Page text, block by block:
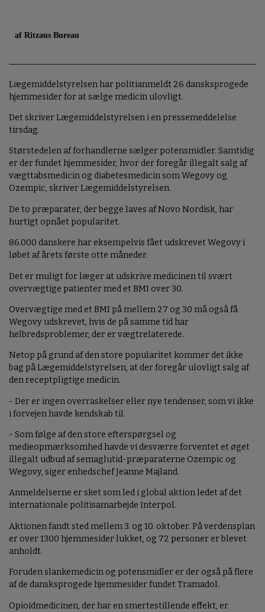
af Ritzaus Bureau
Lægemiddelstyrelsen har politianmeldt 26 dansksprogede
hjemmesider for at sælge medicin ulovligt.
Det skriver Lægemiddelstyrelsen i en pressemeddelelse
tirsdag.
Størstedelen af forhandlerne sælger potensmidler. Samtidig
er der fundet hjemmesider, hvor der foregår illegalt salg af
vægttabsmedicin og diabetesmedicin som Wegovy og
Ozempic, skriver Lægemiddelstyrelsen.
De to præparater, der begge laves af Novo Nordisk, har
hurtigt opnået popularitet.
86.000 danskere har eksempelvis fået udskrevet Wegovy i
løbet af årets første otte måneder.
Det er muligt for læger at udskrive medicinen til svært
overvægtige patienter med et BMI over 30.
Overvægtige med et BMI på mellem 27 og 30 må også få
Wegovy udskrevet, hvis de på samme tid har
helbredsproblemer, der er vægtrelaterede.
Netop på grund af den store popularitet kommer det ikke
bag på Lægemiddelstyrelsen, at der foregår ulovligt salg af
den receptpligtige medicin.
- Der er ingen overraskelser eller nye tendenser, som vi ikke
i forvejen havde kendskab til.
- Som følge af den store efterspørgsel og
medieopmærksomhed havde vi desværre forventet et øget
illegalt udbud af semaglutid-præparaterne Ozempic og
Wegovy, siger enhedschef Jeanne Majland.
Anmeldelserne er sket som led i global aktion ledet af det
internationale politisamarbejde Interpol.
Aktionen fandt sted mellem 3. og 10. oktober. På verdensplan
er over 1300 hjemmesider lukket, og 72 personer er blevet
anholdt.
Foruden slankemedicin og potensmidler er der også på flere
af de dansksprogede hjemmesider fundet Tramadol.
Opioidmedicinen, der har en smertestillende effekt, er